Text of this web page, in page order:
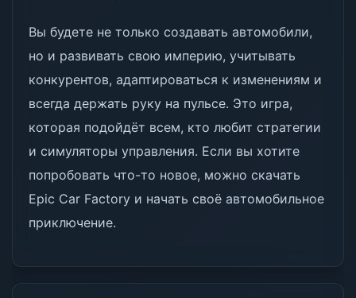
Вы будете не только создавать автомобили,
но и развивать свою империю, учитывать
конкурентов, адаптироваться к изменениям и
всегда держать руку на пульсе. Это игра,
которая подойдёт всем, кто любит стратегии
и симуляторы управления. Если вы хотите
попробовать что-то новое, можно скачать
Epic Car Factory и начать своё автомобильное
приключение.